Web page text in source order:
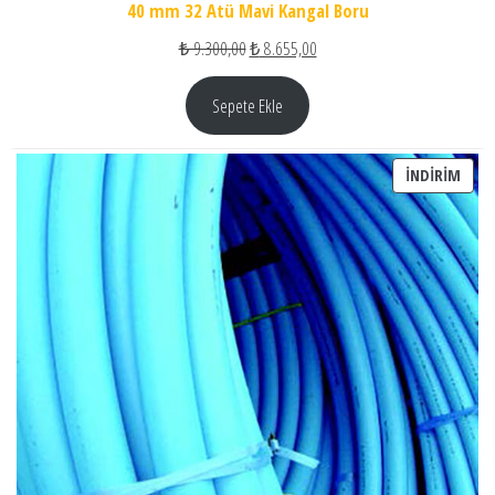
40 mm 32 Atü Mavi Kangal Boru
₺9.300,00Orijinal fiyat: ₺ 9.300,00.
₺8.655,00Şu andaki fiyat: ₺ 8.655,00.
Sepete Ekle
İNDIRIM